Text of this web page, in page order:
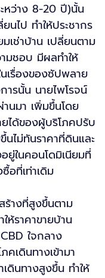
หว่าง 8-20 ปี)นั้น
ไป ทำให้ประชากร
เช่าบ้าน เปลี่ยนตาม
มชอบ มีผลทำให้
เรื่องของซัปพลาย
รนั้น นายไพโรจน์
นมา เพิ่มขึ้นโดย
ได้ของผู้บริโภคปรับ
ไม่ทันราคาที่ดินและ
ในคอนโดมิเนียมที่
อที่เท่าเดิม
างที่สูงขึ้นตาม
ราคาขายบ้าน
ใจกลาง
คเดินทางเข้ามา
ดินทางสูงขึ้น ทำให้